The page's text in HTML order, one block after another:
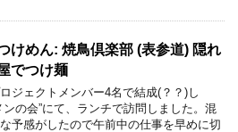
けめん: 焼鳥倶楽部 (表参道) 隠れ
でつけ麺
ジェクトメンバー4名で結成(？？)し
ンの会”にて、ランチで訪問しました。混
予感がしたので午前中の仕事を早めに切